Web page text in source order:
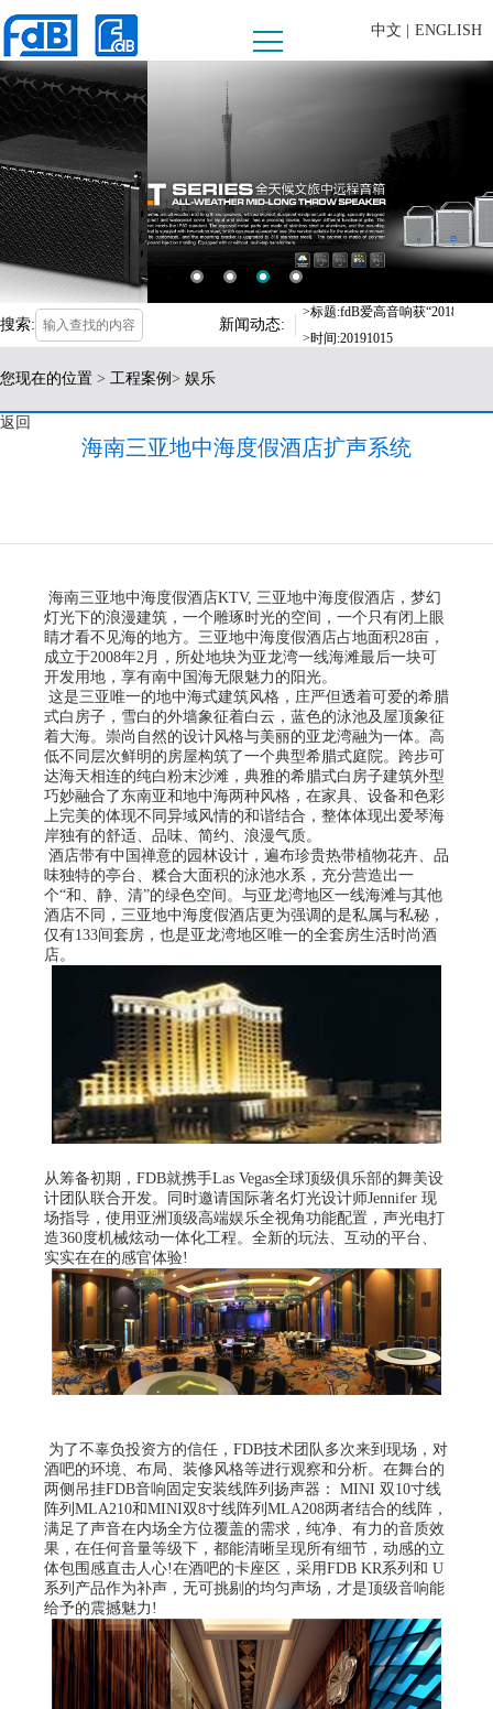
中文 | ENGLISH
搜索: 新闻动态:
>时间:20190625
>标题:FDB AUDIO助阵第十七
>时间:2019-09-16
>标题:fdB爱高音响惊喜亮相，
>时间:2019-03-18
>时间:20191015
>标题:河源客天下水晶温泉国际
>时间:2019-09-16
您现在的位置 > 工程案例 > 娱乐
返回
海南三亚地中海度假酒店扩声系统
海南三亚地中海度假酒店KTV, 三亚地中海度假酒店，梦幻
灯光下的浪漫建筑，一个雕琢时光的空间，一个只有闭上眼
睛才看不见海的地方。三亚地中海度假酒店占地面积28亩，
成立于2008年2月，所处地块为亚龙湾一线海滩最后一块可
开发用地，享有南中国海无限魅力的阳光。
这是三亚唯一的地中海式建筑风格，庄严但透着可爱的希腊
式白房子，雪白的外墙象征着白云，蓝色的泳池及屋顶象征
着大海。崇尚自然的设计风格与美丽的亚龙湾融为一体。高
低不同层次鲜明的房屋构筑了一个典型希腊式庭院。跨步可
达海天相连的纯白粉末沙滩，典雅的希腊式白房子建筑外型
巧妙融合了东南亚和地中海两种风格，在家具、设备和色彩
上完美的体现不同异域风情的和谐结合，整体体现出爱琴海
岸独有的舒适、品味、简约、浪漫气质。
酒店带有中国禅意的园林设计，遍布珍贵热带植物花卉、品
味独特的亭台、糅合大面积的泳池水系，充分营造出一
个“和、静、清”的绿色空间。与亚龙湾地区一线海滩与其他
酒店不同，三亚地中海度假酒店更为强调的是私属与私秘，
仅有133间套房，也是亚龙湾地区唯一的全套房生活时尚酒
店。
从筹备初期，FDB就携手Las Vegas全球顶级俱乐部的舞美设
计团队联合开发。同时邀请国际著名灯光设计师Jennifer 现
场指导，使用亚洲顶级高端娱乐全视角功能配置，声光电打
造360度机械炫动一体化工程。全新的玩法、互动的平台、
实实在在的感官体验!
为了不辜负投资方的信任，FDB技术团队多次来到现场，对
酒吧的环境、布局、装修风格等进行观察和分析。在舞台的
两侧吊挂FDB音响固定安装线阵列扬声器： MINI 双10寸线
阵列MLA210和MINI双8寸线阵列MLA208两者结合的线阵，
满足了声音在内场全方位覆盖的需求，纯净、有力的音质效
果，在任何音量等级下，都能清晰呈现所有细节，动感的立
体包围感直击人心!在酒吧的卡座区，采用FDB KR系列和 U
系列产品作为补声，无可挑剔的均匀声场，才是顶级音响能
给予的震撼魅力!